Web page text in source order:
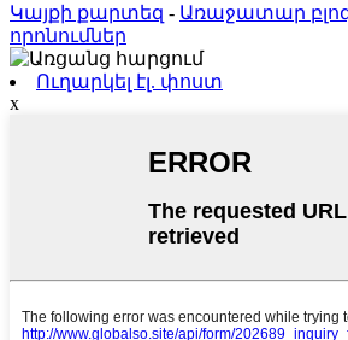
Կայքի քարտեզ - Առաջատար
որոնումներ
Ուղարկել էլ. փոստ
x